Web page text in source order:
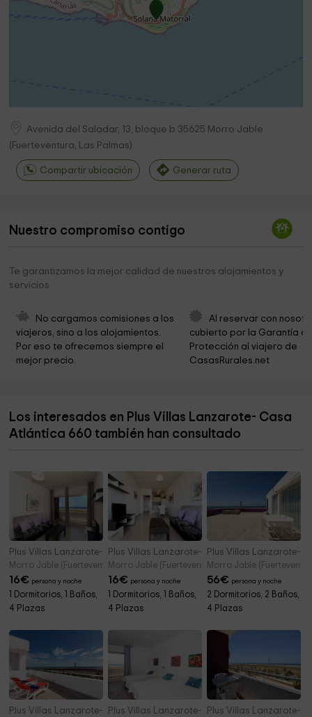
Avenida del Saladar, 13, bloque b 35625 Morro Jable
( Fuerteventura, Las Palmas)
Compartir ubicación Generar ruta
Nuestro compromiso contigo
Te garantizamos la mejor calidad de nuestros alojamientos y
servicios
No cargamos comisiones a los
viajeros, sino a los alojamientos.
Por eso te ofrecemos siempre el
mejor precio.
Al reservar con
cubierto por la Garantía
Protección al viajero de
CasasRurales.net
Los interesados en Plus Villas Lanzarote- Casa
Atlántica 660 también han consultado
Plus Villas Lanzarote- Casa Atlántica 662
Morro Jable (Fuerteventura)
16€ persona y noche
1 Dormitorios, 1 Baños,
4 Plazas
Plus Villas Lanzarote- Casa Atlántica 663
Morro Jable (Fuerteventura)
16€ persona y noche
1 Dormitorios, 1 Baños,
4 Plazas
Plus Villas Lanzarote-
Morro Jable
56€ persona y noche
2 Dormitorios, 2 Baños,
4 Plazas
Plus Villas Lanzarote-Casa Atlántica Luxe Loft 664
Plus Villas Lanzarote- Casa Atlántica 559
Plus Villas Lanzarote-